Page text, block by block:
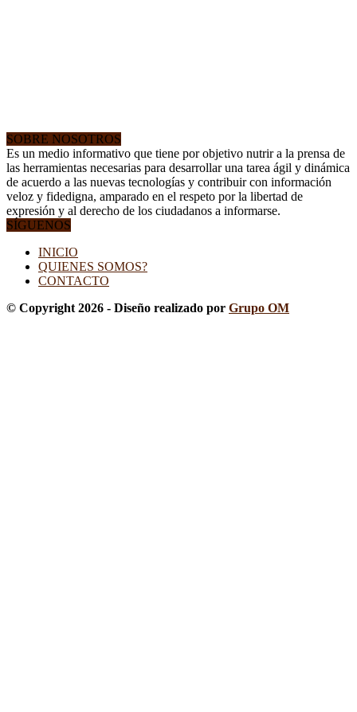
SOBRE NOSOTROS
Es un medio informativo que tiene por objetivo nutrir a la prensa de
las herramientas necesarias para desarrollar una tarea ágil y dinámica
de acuerdo a las nuevas tecnologías y contribuir con información
veloz y fidedigna, amparado en el respeto por la libertad de
expresión y al derecho de los ciudadanos a informarse.
SÍGUENOS
INICIO
QUIENES SOMOS?
CONTACTO
© Copyright 2026 - Diseño realizado por Grupo OM